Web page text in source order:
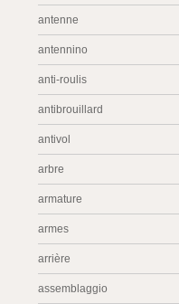
antenne
antennino
anti-roulis
antibrouillard
antivol
arbre
armature
armes
arrière
assemblaggio